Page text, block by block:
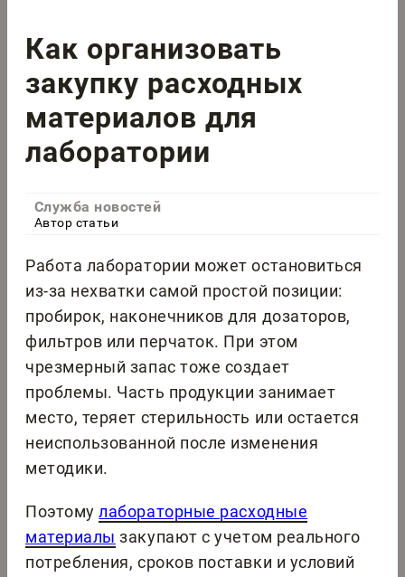
Как организовать
закупку расходных
материалов для
лаборатории
Служба новостей
Автор статьи
Работа лаборатории может остановиться
из-за нехватки самой простой позиции:
пробирок, наконечников для дозаторов,
фильтров или перчаток. При этом
чрезмерный запас тоже создает
проблемы. Часть продукции занимает
место, теряет стерильность или остается
неиспользованной после изменения
методики.
Поэтомулабораторные расходные
материалы закупают с учетом реального
потребления, сроков поставки и условий